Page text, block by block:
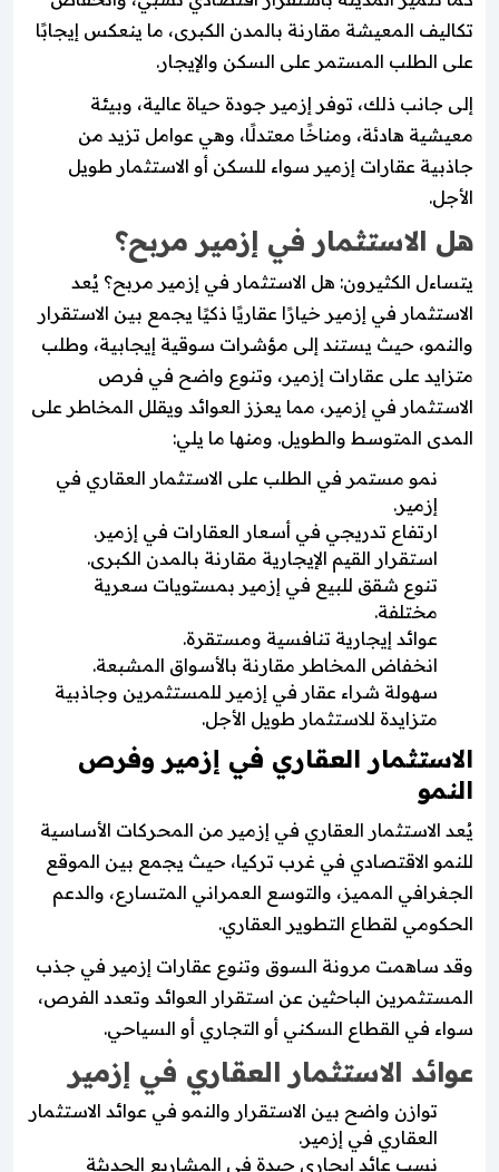
تكاليف المعيشة مقارنة بالمدن الكبرى، ما ينعكس إيجابًا
على الطلب المستمر على السكن والإيجار.
إلى جانب ذلك، توفر إزمير جودة حياة عالية، وبيئة
معيشية هادئة، ومناخًا معتدلًا، وهي عوامل تزيد من
جاذبية عقارات إزمير سواء للسكن أو الاستثمار طويل
الأجل.
هل الاستثمار في إزمير مربح؟
يتساءل الكثيرون: هل الاستثمار في إزمير مربح؟ يُعد
الاستثمار في إزمير خيارًا عقاريًا ذكيًا يجمع بين الاستقرار
والنمو، حيث يستند إلى مؤشرات سوقية إيجابية، وطلب
متزايد على عقارات إزمير، وتنوع واضح في فرص
الاستثمار في إزمير، مما يعزز العوائد ويقلل المخاطر على
المدى المتوسط والطويل. ومنها ما يلي:
نمو مستمر في الطلب على الاستثمار العقاري في
إزمير.
ارتفاع تدريجي في أسعار العقارات في إزمير.
استقرار القيم الإيجارية مقارنة بالمدن الكبرى.
تنوع شقق للبيع في إزمير بمستويات سعرية
مختلفة.
عوائد إيجارية تنافسية ومستقرة.
انخفاض المخاطر مقارنة بالأسواق المشبعة.
سهولة شراء عقار في إزمير للمستثمرين وجاذبية
متزايدة للاستثمار طويل الأجل.
الاستثمار العقاري في إزمير وفرص
النمو
يُعد الاستثمار العقاري في إزمير من المحركات الأساسية
للنمو الاقتصادي في غرب تركيا، حيث يجمع بين الموقع
الجغرافي المميز، والتوسع العمراني المتسارع، والدعم
الحكومي لقطاع التطوير العقاري.
وقد ساهمت مرونة السوق وتنوع عقارات إزمير في جذب
المستثمرين الباحثين عن استقرار العوائد وتعدد الفرص،
سواء في القطاع السكني أو التجاري أو السياحي.
عوائد الاستثمار العقاري في إزمير
توازن واضح بين الاستقرار والنمو في عوائد الاستثمار
العقاري في إزمير.
نسب عائد إيجاري جيدة في المشاريع الحديثة